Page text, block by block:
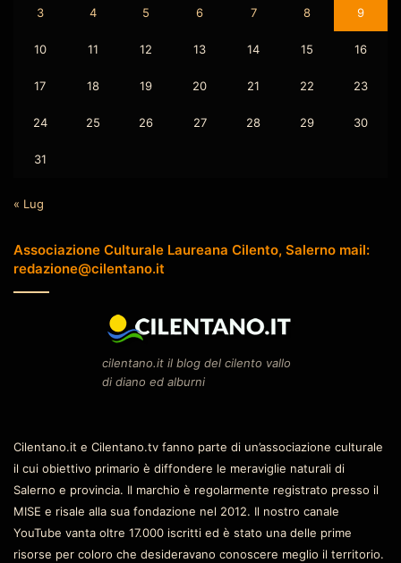
3 4 5 6 7 8 9
10 11 12 13 14 15 16
17 18 19 20 21 22 23
24 25 26 27 28 29 30
31
« Lug
Associazione Culturale Laureana Cilento, Salerno mail:
redazione@cilentano.it
cilentano.it il blog del cilento vallo
di diano ed alburni
Cilentano.it e Cilentano.tv fanno parte di un’associazione culturale
il cui obiettivo primario è diffondere le meraviglie naturali di
Salerno e provincia. Il marchio è regolarmente registrato presso il
MISE e risale alla sua fondazione nel 2012. Il nostro canale
YouTube vanta oltre 17.000 iscritti ed è stato una delle prime
risorse per coloro che desideravano conoscere meglio il territorio.